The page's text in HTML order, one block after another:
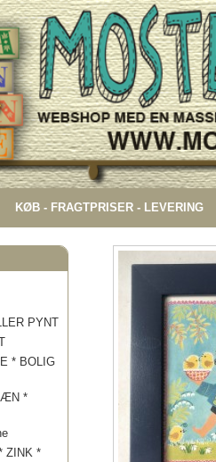
KØB - FRAGTPRISER - LEVERING
PYNT
* BOLIG
*
ZINK *